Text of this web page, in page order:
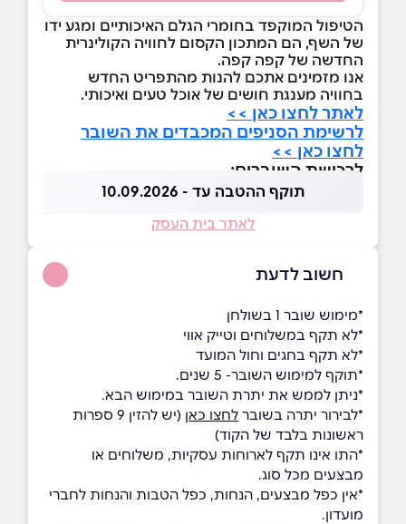
הטיפול המוקפד בחומרי הגלם האיכותיים ומגע ידו
של השף, הם המתכון הקסום לחוויה הקולינרית
החדשה של קפה קפה.
אנו מזמינים אתכם להנות מהתפריט החדש
בחוויה מענגת חושים של אוכל טעים ואיכותי.
לאתר לחצו כאן >>
לרשימת הסניפים המכבדים את השובר
לחצו כאן >>
לרכישת השוברים:
תוקף ההטבה עד - 10.09.2026
לאתר בית העסק
חשוב לדעת
*מימוש שובר 1 בשולחן
*לא תקף במשלוחים וטייק אווי
*לא תקף בחגים וחול המועד
*תוקף למימוש השובר- 5 שנים.
*ניתן לממש את יתרת השובר במימוש הבא.
*לבירור יתרה בשובר לחצו כאן
(יש להזין 9 ספרות
ראשונות בלבד של הקוד)
*התו אינו תקף לארוחות עסקיות, משלוחים או
מבצעים מכל סוג.
*אין כפל מבצעים, הנחות, כפל הטבות והנחות לחברי
מועדון.